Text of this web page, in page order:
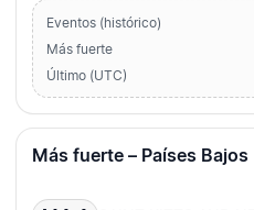
Eventos (histórico)
Más fuerte
Último (UTC)
Más fuerte – Países Bajos